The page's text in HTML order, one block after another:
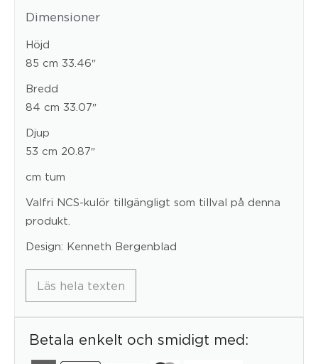
Dimensioner
Höjd
85 cm 33.46″
Bredd
84 cm 33.07″
Djup
53 cm 20.87″
cm tum
Valfri NCS-kulör tillgängligt som tillval på denna
produkt.
Design: Kenneth Bergenblad
Läs hela texten
Betala enkelt och smidigt med: